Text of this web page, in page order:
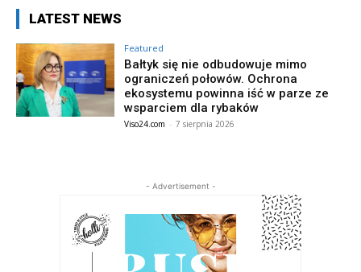
LATEST NEWS
Featured
Bałtyk się nie odbudowuje mimo
ograniczeń połowów. Ochrona
ekosystemu powinna iść w parze ze
wsparciem dla rybaków
Viso24.com - 7 sierpnia 2026
- Advertisement -